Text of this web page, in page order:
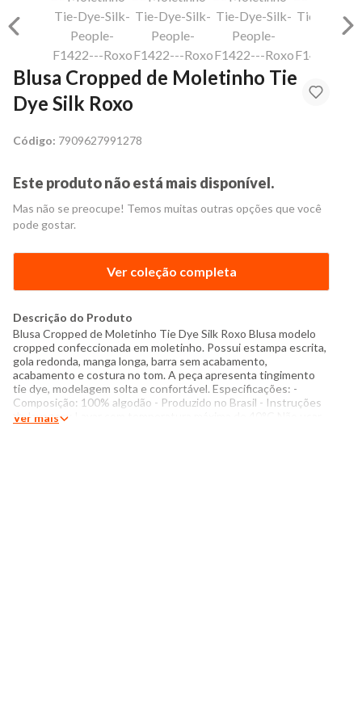
Blusa Cropped de Moletinho Tie
Dye Silk Roxo
Código: 7909627991278
Este produto não está mais disponível.
Mas não se preocupe! Temos muitas outras opções que você
pode gostar.
Ver coleção completa
Descrição do Produto
Blusa Cropped de Moletinho Tie Dye Silk Roxo Blusa modelo
cropped confeccionada em moletinho. Possui estampa escrita,
gola redonda, manga longa, barra sem acabamento,
acabamento e costura no tom. A peça apresenta tingimento
tie dye, modelagem solta e confortável. Especificações: -
Composição: 100% algodão - Produzido no Brasil - Instruções
de lavagem: Lavar com temperatura máxima de 40°C Não usar
Ver mais